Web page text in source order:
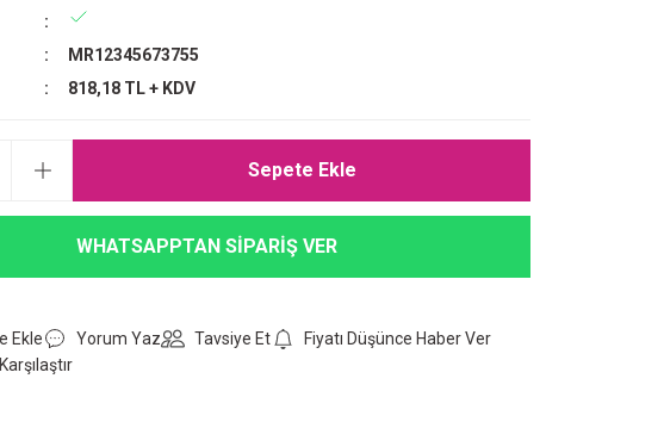
MR12345673755
818,18 TL + KDV
Sepete Ekle
WHATSAPPTAN SİPARİŞ VER
Yorum Yaz Tavsiye Et
Fiyatı Düşünce Haber Ver
Karşılaştır